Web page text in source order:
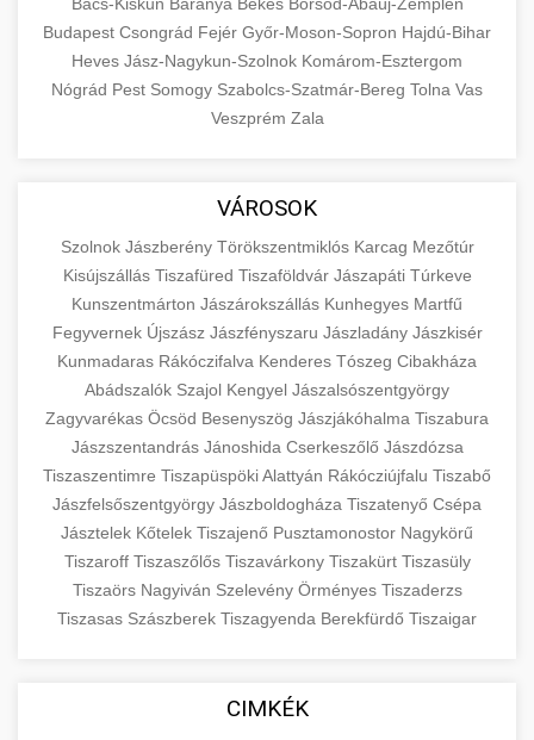
Budapest Csongrád Fejér Győr-Moson-Sopron Hajdú-Bihar
Heves Jász-Nagykun-Szolnok Komárom-Esztergom
Nógrád Pest Somogy Szabolcs-Szatmár-Bereg Tolna Vas
Veszprém Zala
VÁROSOK
Szolnok Jászberény Törökszentmiklós Karcag Mezőtúr
Kisújszállás Tiszafüred Tiszaföldvár Jászapáti Túrkeve
Kunszentmárton Jászárokszállás Kunhegyes Martfű
Fegyvernek Újszász Jászfényszaru Jászladány Jászkisér
Kunmadaras Rákóczifalva Kenderes Tószeg Cibakháza
Abádszalók Szajol Kengyel Jászalsószentgyörgy
Zagyvarékas Öcsöd Besenyszög Jászjákóhalma Tiszabura
Jászszentandrás Jánoshida Cserkeszőlő Jászdózsa
Tiszaszentimre TiszapüspökiAlattyán Rákócziújfalu Tiszabő
Jászfelsőszentgyörgy Jászboldogháza Tiszatenyő Csépa
Jásztelek Kőtelek Tiszajenő Pusztamonostor Nagykörű
Tiszaroff Tiszaszőlős Tiszavárkony Tiszakürt Tiszasüly
Tiszaörs Nagyiván Szelevény Örményes Tiszaderzs
Tiszasas Szászberek Tiszagyenda Berekfürdő Tiszaigar
CIMKÉK